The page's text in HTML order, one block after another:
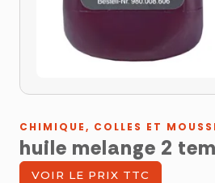
CHIMIQUE, COLLES ET
huile melange 2
VOIR LE PRIX TTC